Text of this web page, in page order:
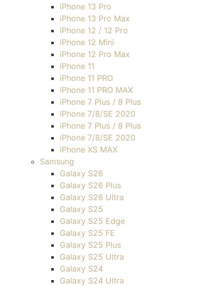
iPhone 13 Pro
iPhone 13 Pro Max
iPhone 12 / 12 Pro
iPhone 12 Mini
iPhone 12 Pro Max
iPhone 11
iPhone 11 PRO
iPhone 11 PRO MAX
iPhone 7 Plus / 8 Plus
iPhone 7/8/SE 2020
iPhone 7 Plus / 8 Plus
iPhone 7/8/SE 2020
iPhone XS MAX
Samsung
Galaxy S26
Galaxy S26 Plus
Galaxy S26 Ultra
Galaxy S25
Galaxy S25 Edge
Galaxy S25 FE
Galaxy S25 Plus
Galaxy S25 Ultra
Galaxy S24
Galaxy S24 Ultra